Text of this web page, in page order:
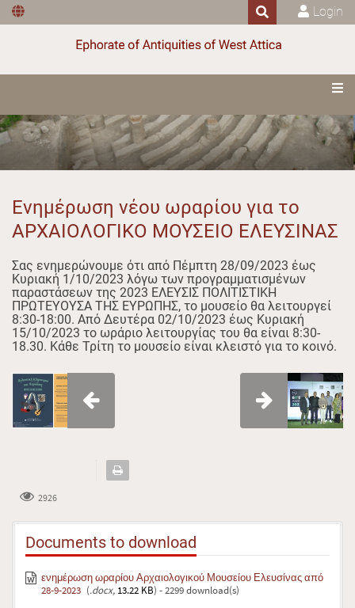
Login
Ενημέρωση νέου ωραρίου για το
ΑΡΧΑΙΟΛΟΓΙΚΟ ΜΟΥΣΕΙΟ ΕΛΕΥΣΙΝΑΣ
Σας ενημερώνουμε ότι από Πέμπτη 28/09/2023 έως
Κυριακή 1/10/2023 λόγω των προγραμματισμένων
παραστάσεων της 2023 ΕΛΕΥΣΙΣ ΠΟΛΙΤΙΣΤΙΚΗ
ΠΡΩΤΕΥΟΥΣΑ ΤΗΣ ΕΥΡΩΠΗΣ, το μουσείο θα λειτουργεί
8:30-18:00. Από Δευτέρα 02/10/2023 έως Κυριακή
15/10/2023 το ωράριο λειτουργίας του θα είναι 8:30-
18.30. Κάθε Τρίτη το μουσείο είναι κλειστό για το κοινό.
2926
Documents to download
ενημέρωση ωραρίου Αρχαιολογικού Μουσείου Ελευσίνας από
28-9-2023 (.docx, 13.22 KB) - 2299 download(s)